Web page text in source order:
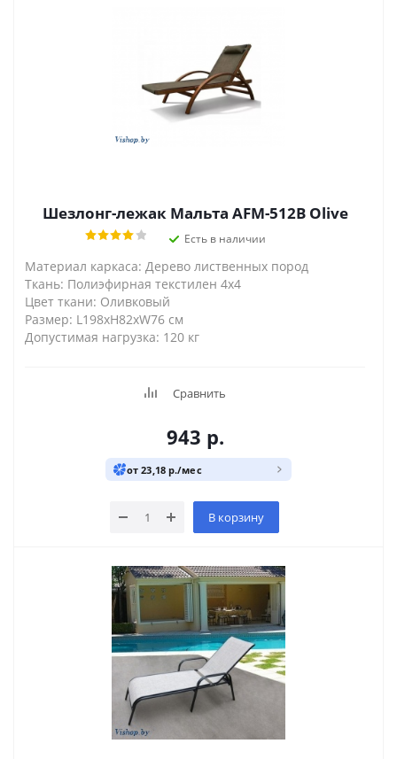
Шезлонг-лежак Мальта AFM-512B Olive
Есть в наличии
Материал каркаса: Дерево лиственных пород
Ткань: Полиэфирная текстилен 4x4
Цвет ткани: Оливковый
Размер: L198xH82xW76 см
Допустимая нагрузка: 120 кг
Сравнить
943 р.
от 23,18 р./мес
В корзину